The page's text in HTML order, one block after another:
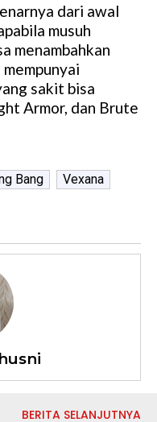
dari awal
musuh
menambahkan
sakit bisa
Armor, dan Brute
Bang Vexana
BERITA SELANJUTNYA